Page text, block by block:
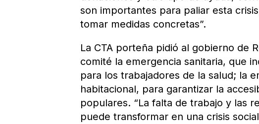
son importantes para paliar esta
tomar medidas concretas”.
La CTA porteña pidió al gobierno de
comité la emergencia sanitaria, que
para los trabajadores de la salud; la
habitacional, para garantizar la
populares. “La falta de trabajo y las
puede transformar en una crisis